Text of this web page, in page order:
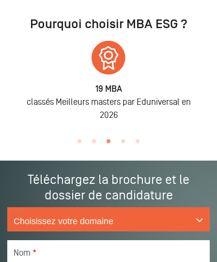
Pourquoi choisir MBA ESG ?
19 MBA
classés Meilleurs masters par Eduniversal en
2026
Téléchargez la brochure et le
dossier de candidature
Nom *